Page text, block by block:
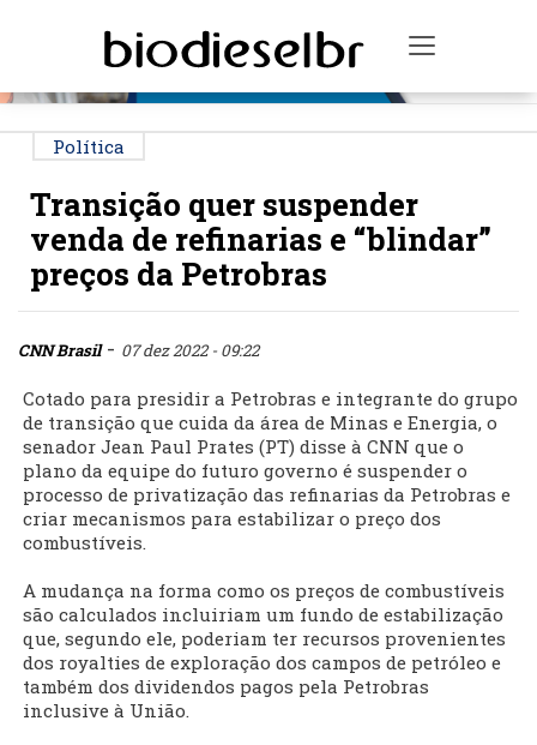
Toggle
Política
Transição quer suspender
venda de refinarias e “blindar”
preços da Petrobras
CNN Brasil- 07 dez 2022 - 09:22
Cotado para presidir a Petrobras e integrante do grupo
de transição que cuida da área de Minas e Energia, o
senador Jean Paul Prates (PT) disse à CNN que o
plano da equipe do futuro governo é suspender o
processo de privatização das refinarias da Petrobras e
criar mecanismos para estabilizar o preço dos
combustíveis.
A mudança na forma como os preços de combustíveis
são calculados incluiriam um fundo de estabilização
que, segundo ele, poderiam ter recursos provenientes
dos royalties de exploração dos campos de petróleo e
também dos dividendos pagos pela Petrobras
inclusive à União.